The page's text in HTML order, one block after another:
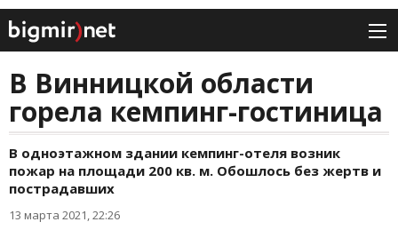
В Винницкой области
горела кемпинг-гостиница
В одноэтажном здании кемпинг-отеля возник
пожар на площади 200 кв. м. Обошлось без жертв и
пострадавших
13 марта 2021, 22:26